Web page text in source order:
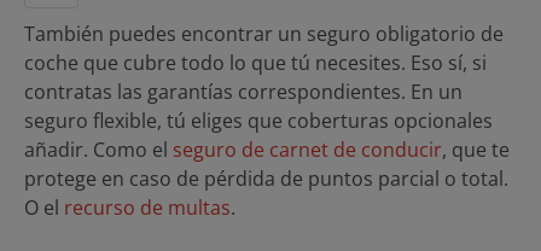
También puedes encontrar un seguro obligatorio de
coche que cubre todo lo que tú necesites. Eso sí, si
contratas las garantías correspondientes. En un
seguro flexible, tú eliges que coberturas opcionales
añadir. Como el seguro de carnet de conducir, que te
protege en caso de pérdida de puntos parcial o total.
O el recurso de multas.